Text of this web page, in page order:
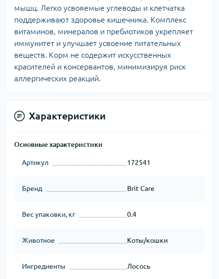
мышц. Легко усвояемые углеводы и клетчатка
поддерживают здоровье кишечника. Комплекс
витаминов, минералов и пребиотиков укрепляет
иммунитет и улучшает усвоение питательных
веществ. Корм не содержит искусственных
красителей и консервантов, минимизируя риск
аллергических реакций.
Характеристики
Основные характеристики
Артикул 172541
Бренд Brit Care
Вес упаковки, кг 0.4
Животное Коты/кошки
Ингредиенты Лосось